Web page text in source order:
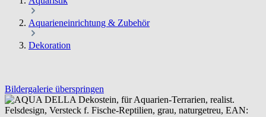
Aquarieneinrichtung & Zubehör
Dekoration
Bildergalerie überspringen